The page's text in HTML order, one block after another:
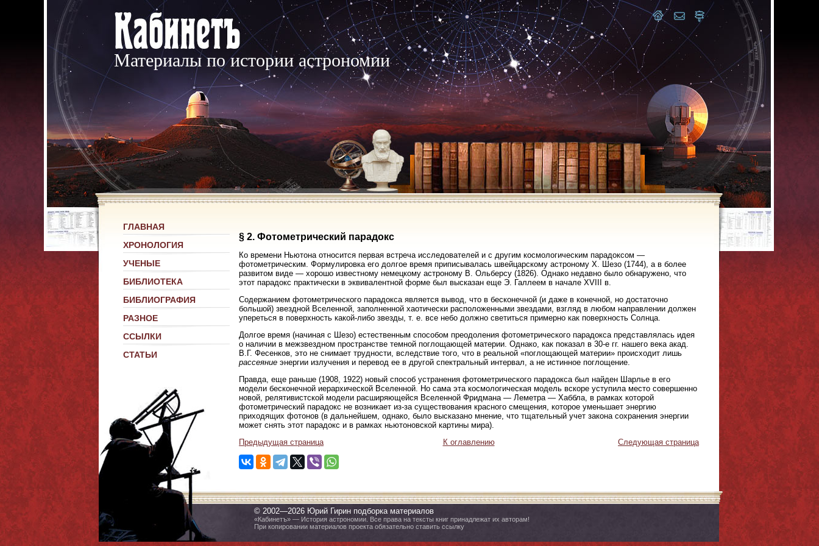
Материалы по истории астрономии
ГЛАВНАЯ
ХРОНОЛОГИЯ
УЧЕНЫЕ
БИБЛИОТЕКА
БИБЛИОГРАФИЯ
РАЗНОЕ
ССЫЛКИ
СТАТЬИ
§ 2. Фотометрический парадокс
Ко времени Ньютона относится первая встреча исследователей и с другим космологическим парадоксом —
фотометрическим. Формулировка его долгое время приписывалась швейцарскому астроному Х. Шезо (1744), а в более
развитом виде — хорошо известному немецкому астроному В. Ольберсу (1826). Однако недавно было обнаружено, что
этот парадокс практически в эквивалентной форме был высказан еще Э. Галлеем в начале XVIII в.
Содержанием фотометрического парадокса является вывод, что в бесконечной (и даже в конечной, но достаточно
большой) звездной Вселенной, заполненной хаотически расположенными звездами, взгляд в любом направлении должен
упереться в поверхность какой-либо звезды, т. е. все небо должно светиться примерно как поверхность Солнца.
Долгое время (начиная с Шезо) естественным способом преодоления фотометрического парадокса представлялась идея
о наличии в межзвездном пространстве темной поглощающей материи. Однако, как показал в 30-е гг. нашего века акад.
В.Г. Фесенков, это не снимает трудности, вследствие того, что в реальной «поглощающей материи» происходит лишь
рассеяние энергии излучения и перевод ее в другой спектральный интервал, а не истинное поглощение.
Правда, еще раньше (1908, 1922) новый способ устранения фотометрического парадокса был найден Шарлье в его
модели бесконечной иерархической Вселенной. Но сама эта космологическая модель вскоре уступила место совершенно
новой, релятивистской модели расширяющейся Вселенной Фридмана — Леметра — Хаббла, в рамках которой
фотометрический парадокс не возникает из-за существования красного смещения, которое уменьшает энергию
приходящих фотонов (в дальнейшем, однако, было высказано мнение, что тщательный учет закона сохранения энергии
может снять этот парадокс и в рамках ньютоновской картины мира).
Предыдущая страница
К оглавлению Следующая страница
© 2002—2026 Юрий Гирин подборка материалов
«Кабинетъ» — История астрономии. Все права на тексты книг принадлежат их авторам!
При копировании материалов проекта обязательно ставить ссылку